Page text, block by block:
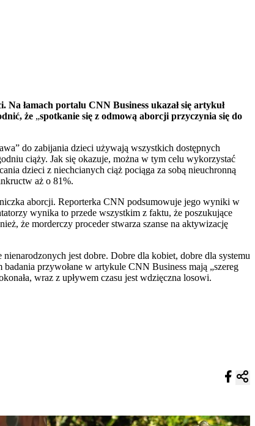
łamach portalu CNN Business ukazał się artykuł
że „spotkanie się z odmową aborcji przyczynia się do
do zabijania dzieci używają wszystkich dostępnych
ciąży. Jak się okazuje, można w tym celu wykorzystać
dzieci z niechcianych ciąż pociąga za sobą nieuchronną
aż o 81%.
aborcji. Reporterka CNN podsumowuje jego wyniki w
wynika to przede wszystkim z faktu, że poszukujące
że morderczy proceder stwarza szanse na aktywizację
jest dobre. Dobre dla kobiet, dobre dla systemu
przywołane w artykule CNN Business mają „szereg
wraz z upływem czasu jest wdzięczna losowi.